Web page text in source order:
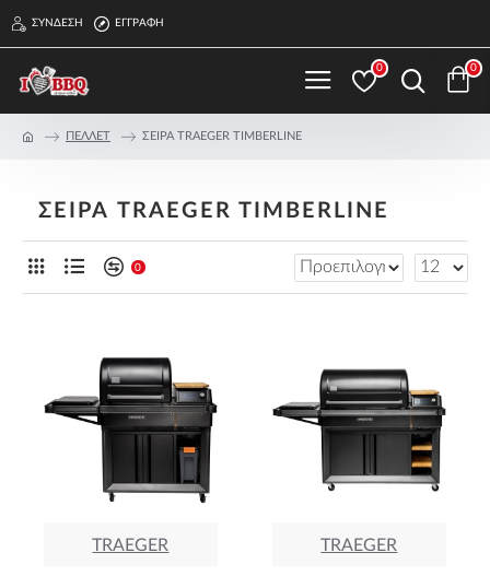
ΣΎΝΔΕΣΗ ΕΓΓΡΑΦΉ
0 0
ΠΕΛΛΕΤ ΣΕΙΡΑ TRAEGER TIMBERLINE
ΣΕΙΡΑ TRAEGER TIMBERLINE
0
TRAEGER TRAEGER